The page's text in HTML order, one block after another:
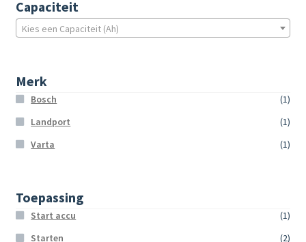
Capaciteit
Kies een Capaciteit (Ah)
Merk
Bosch
(1)
Landport
(1)
Varta
(1)
Toepassing
Start accu
(1)
Starten
(2)